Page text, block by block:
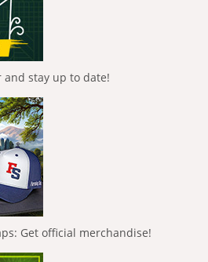
stay up to date!
Get official merchandise!